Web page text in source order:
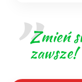
Zmień
zawsze!